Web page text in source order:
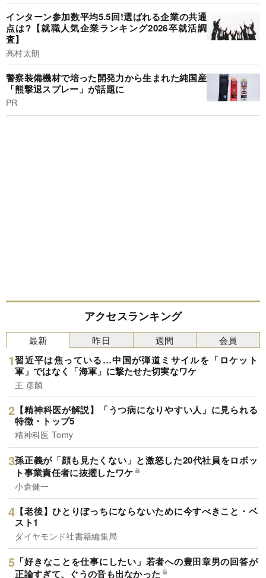
インターン参加数平均5.5回!選ばれる企業の共通
点は?【就職人気企業ランキング2026卒就活調
査】
高村太朗
警察装備機材で培った開発力から生まれた純国産
「熊撃退スプレー」が話題に
PR
アクセスランキング
最新
習近平は焦っている…中国が弾道ミサイルを「ロケット
軍」ではなく「海軍」に撃たせた切実なワケ
王 彦麟
【精神科医が解説】「うつ病になりやすい人」に見られる
特徴・トップ5
精神科医 Tomy
孫正義が「顔も見たくない」と激怒した20代社員をロボッ
ト事業責任者に抜擢したワケ
小倉健一
【老後】ひとりぼっちにならないために今すべきこと・ベ
スト1
ダイヤモンド社書籍編集局
「好きなことを仕事にしたい」若者への豊田章男の回答が
正論すぎて、ぐうの音も出なかった
昨日 週間 会員